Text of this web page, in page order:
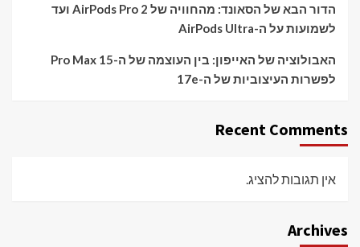
הדור הבא של הסאונד: מהחוויה של AirPods Pro 2 ועד
לשמועות על ה-AirPods Ultra
האבולוציה של האייפון: בין העוצמה של ה-15 Pro Max
לפשרות העיצוביות של ה-17e
Recent Comments
אין תגובות להציג.
Archives